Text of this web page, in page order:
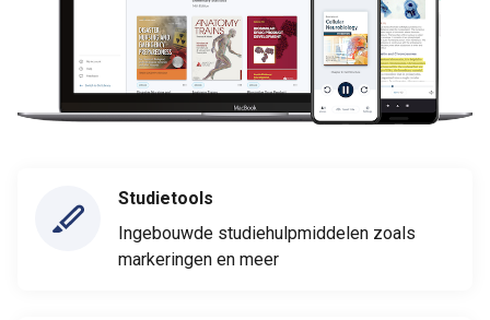
Studietools
Ingebouwde studiehulpmiddelen zoals
markeringen en meer